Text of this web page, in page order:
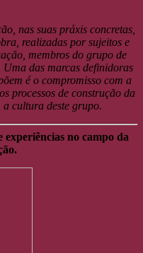
nas suas práxis concretas,
realizadas por sujeitos e
membros do grupo de
das marcas definidoras
é o compromisso com a
processos de construção da
a cultura deste grupo.
experiências no campo da